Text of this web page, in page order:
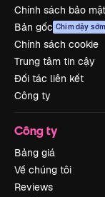
Chính sách bảo mật
Bản gốc Chim dậy sớm
Chính sách cookie
Trung tâm tin cậy
Đối tác liên kết
Công ty
Công ty
Bảng giá
Về chúng tôi
Reviews